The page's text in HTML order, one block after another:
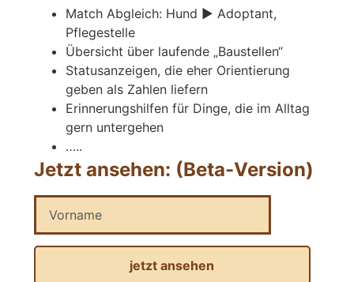
Match Abgleich: Hund ► Adoptant,
Pflegestelle
Übersicht über laufende „Baustellen“
Statusanzeigen, die eher Orientierung
geben als Zahlen liefern
Erinnerungshilfen für Dinge, die im Alltag
gern untergehen
…..
Jetzt ansehen: (Beta-Version)